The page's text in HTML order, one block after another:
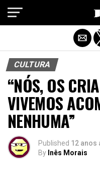
CULTURA
“NÓS, OS
VIVEMOS
NENHUMA”
Published 12 anos
By Inês Morais
Exit